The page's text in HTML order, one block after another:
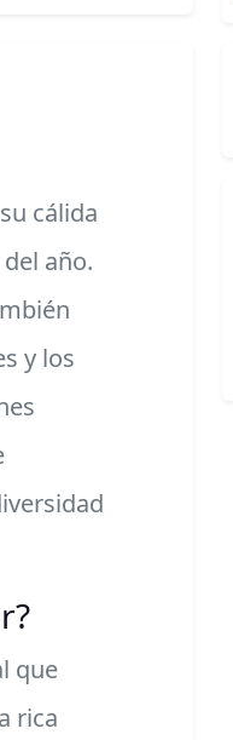
cálida
año.
y los
que
rica